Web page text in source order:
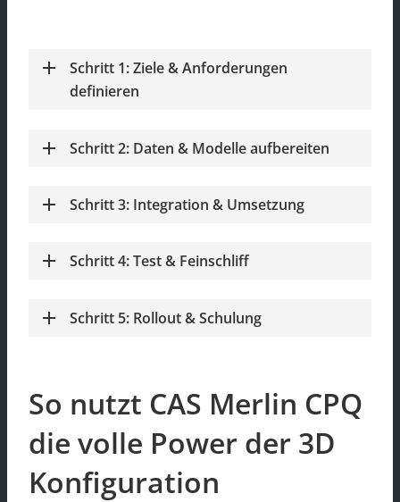
Schritt 1: Ziele & Anforderungen
definieren
Schritt 2: Daten & Modelle aufbereiten
Schritt 3: Integration & Umsetzung
Schritt 4: Test & Feinschliff
Schritt 5: Rollout & Schulung
So nutzt CAS Merlin CPQ
die volle Power der 3D
Konfiguration